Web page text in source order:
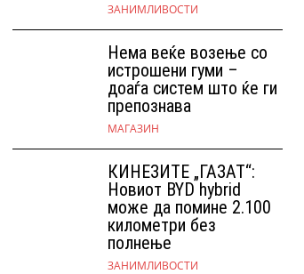
ЗАНИМЛИВОСТИ
Нема веќе возење со
истрошени гуми –
доаѓа систем што ќе ги
препознава
МАГАЗИН
КИНЕЗИТЕ „ГАЗАТ“:
Новиот BYD hybrid
може да помине 2.100
километри без
полнење
ЗАНИМЛИВОСТИ